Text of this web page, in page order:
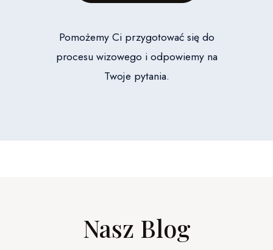
Pomożemy Ci przygotować się do
procesu wizowego i odpowiemy na
Twoje pytania.
Nasz Blog